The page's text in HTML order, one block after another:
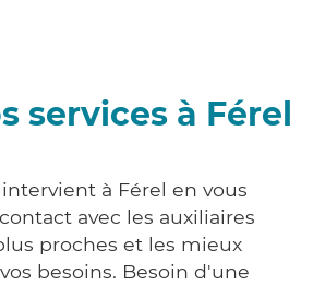
services à Férel
à Férel en vous
avec les auxiliaires
proches et les mieux
besoins. Besoin d'une